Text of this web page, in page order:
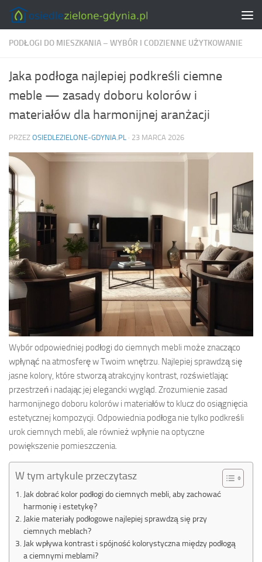
Skip to content
PODŁOGI DO MIESZKANIA – WYBÓR I CODZIENNE UŻYTKOWANIE
Jaka podłoga najlepiej podkreśli ciemne
meble — zasady doboru kolorów i
materiałów dla harmonijnej aranżacji
PRZEZ OSIEDLEZIELONE-GDYNIA.PL · 23 MARCA 2026
Wybór odpowiedniej podłogi do ciemnych mebli może znacząco
wpłynąć na atmosferę w Twoim wnętrzu. Najlepiej sprawdzą się
jasne kolory, które stworzą atrakcyjny kontrast, rozświetlając
przestrzeń i nadając jej elegancki wygląd. Zrozumienie zasad
harmonijnego doboru kolorów i materiałów to klucz do osiągnięcia
estetycznej kompozycji. Odpowiednia podłoga nie tylko podkreśli
urok ciemnych mebli, ale również wpłynie na optyczne
powiększenie pomieszczenia.
W tym artykule przeczytasz
Jak dobrać kolor podłogi do ciemnych mebli, aby zachować
harmonię i estetykę?
Jakie materiały podłogowe najlepiej sprawdzą się przy
ciemnych meblach?
Jak wpływa kontrast i spójność kolorystyczna między podłogą
a ciemnymi meblami?